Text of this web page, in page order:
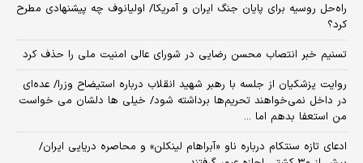
راه‌حل روسیه برای پایان جنگ ایران و آمریکا/ اولیانوف چه پیشنهادی مطرح
کرد؟
تسنیم خبر انتصاب محسن رضایی در شورای عالی امنیت ملی را حذف کرد
روایت پزشکیان از جلسه با رهبر شهید انقلاب درباره استیضاح وزرا/ عده‌ای
در داخل نمی‌خواهند تحریم‌ها برداشته شود/ خیلی ها دلشان می خواست
من استعفا بدهم اما ...
ادعای تازه سنتکام درباره ناو «آبراهام لینکلن» و محاصره دریایی ایران/